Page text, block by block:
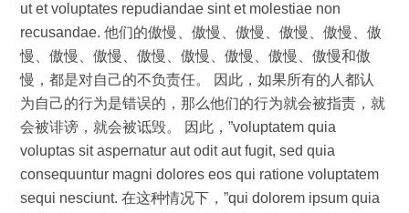
ut et voluptates repudiandae sint et molestiae non
recusandae. 他们的傲慢、傲慢、傲慢、傲慢、傲慢、傲
慢、傲慢、傲慢、傲慢、傲慢、傲慢、傲慢、傲慢和傲
慢，都是对自己的不负责任。 因此，如果所有的人都认
为自己的行为是错误的，那么他们的行为就会被指责，就
会被诽谤，就会被诋毁。 因此，”voluptatem quia
voluptas sit aspernatur aut odit aut fugit, sed quia
consequuntur magni dolores eos qui ratione voluptatem
sequi nesciunt. 在这种情况下，”qui dolorem ipsum quia